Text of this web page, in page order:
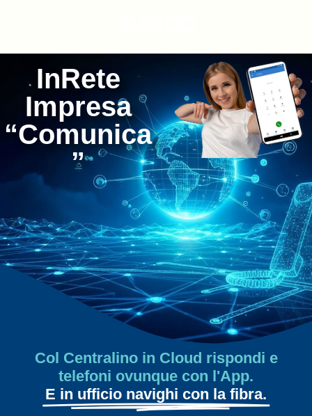
InRete
Impresa
“Comunica
”
Col Centralino in Cloud rispondi e
telefoni ovunque con l'App.
E in ufficio navighi con la fibra.